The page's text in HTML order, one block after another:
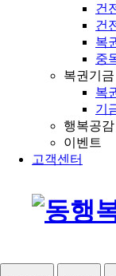
건
건
복
중
복권기금
복
기
행복공
이벤트
고객센터